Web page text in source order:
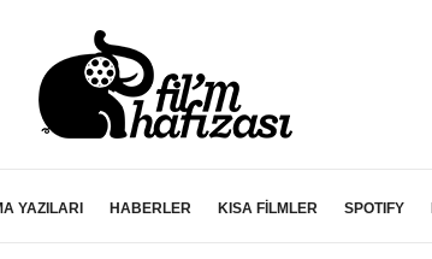
YAZILARI HABERLER KISA FİLMLER SPOTIFY